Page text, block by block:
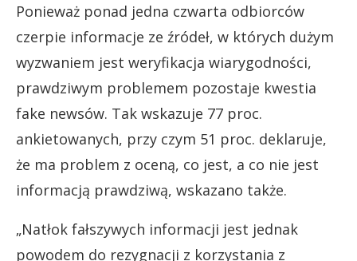
Ponieważ ponad jedna czwarta odbiorców
czerpie informacje ze źródeł, w których dużym
wyzwaniem jest weryfikacja wiarygodności,
prawdziwym problemem pozostaje kwestia
fake newsów. Tak wskazuje 77 proc.
ankietowanych, przy czym 51 proc. deklaruje,
że ma problem z oceną, co jest, a co nie jest
informacją prawdziwą, wskazano także.
„Natłok fałszywych informacji jest jednak
powodem do rezygnacji z korzystania z